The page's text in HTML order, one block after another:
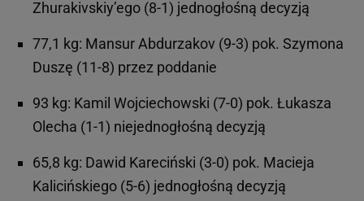
Zhurakivskiy’ego (8-1) jednogłośną decyzją
77,1 kg: Mansur Abdurzakov (9-3) pok. Szymona
Duszę (11-8) przez poddanie
93 kg: Kamil Wojciechowski (7-0) pok. Łukasza
Olecha (1-1) niejednogłośną decyzją
65,8 kg: Dawid Kareciński (3-0) pok. Macieja
Kalicińskiego (5-6) jednogłośną decyzją